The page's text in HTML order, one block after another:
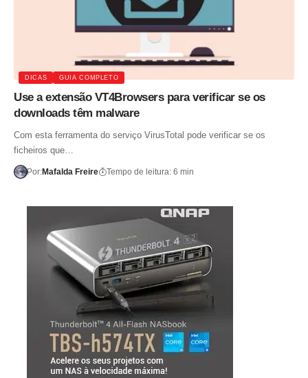
DICAS GUIA COMPLETO
Use a extensão VT4Browsers para verificar se os
downloads têm malware
Com esta ferramenta do serviço VirusTotal pode verificar se os
ficheiros que…
Por:Mafalda Freire Tempo de leitura: 6 min